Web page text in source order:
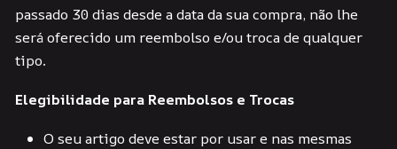
passado 30 dias desde a data da sua compra, não lhe
será oferecido um reembolso e/ou troca de qualquer
tipo.
Elegibilidade para Reembolsos e Trocas
O seu artigo deve estar por usar e nas mesmas